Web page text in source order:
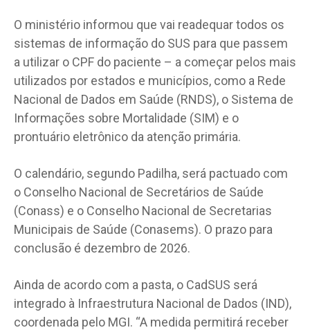
O ministério informou que vai readequar todos os
sistemas de informação do SUS para que passem
a utilizar o CPF do paciente – a começar pelos mais
utilizados por estados e municípios, como a Rede
Nacional de Dados em Saúde (RNDS), o Sistema de
Informações sobre Mortalidade (SIM) e o
prontuário eletrônico da atenção primária.
O calendário, segundo Padilha, será pactuado com
o Conselho Nacional de Secretários de Saúde
(Conass) e o Conselho Nacional de Secretarias
Municipais de Saúde (Conasems). O prazo para
conclusão é dezembro de 2026.
Ainda de acordo com a pasta, o CadSUS será
integrado à Infraestrutura Nacional de Dados (IND),
coordenada pelo MGI. “A medida permitirá receber